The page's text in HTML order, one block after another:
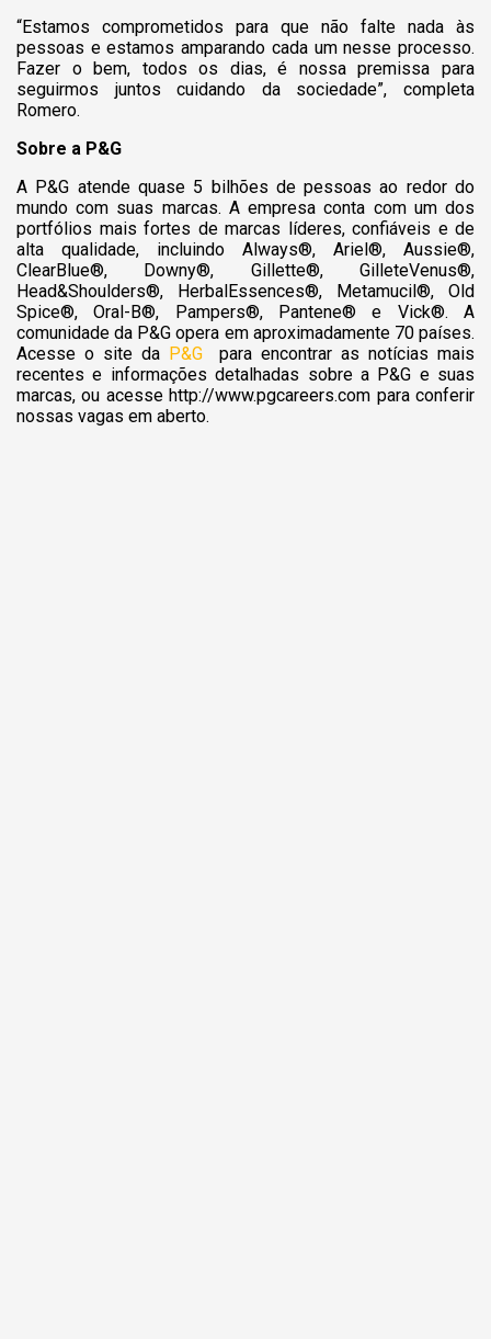
“Estamos comprometidos para que não falte nada às
pessoas e estamos amparando cada um nesse processo.
Fazer o bem, todos os dias, é nossa premissa para
seguirmos juntos cuidando da sociedade”, completa
Romero.
Sobre a P&G
A P&G atende quase 5 bilhões de pessoas ao redor do
mundo com suas marcas. A empresa conta com um dos
portfólios mais fortes de marcas líderes, confiáveis e de
alta qualidade, incluindo Always®, Ariel®, Aussie®,
ClearBlue®, Downy®, Gillette®, GilleteVenus®,
Head&Shoulders®, HerbalEssences®, Metamucil®, Old
Spice®, Oral-B®, Pampers®, Pantene® e Vick®. A
comunidade da P&G opera em aproximadamente 70 países.
Acesse o site da P&G
para encontrar as notícias mais
recentes e informações detalhadas sobre a P&G e suas
marcas, ou acessehttp://www.pgcareers.com para conferir
nossas vagas em aberto.